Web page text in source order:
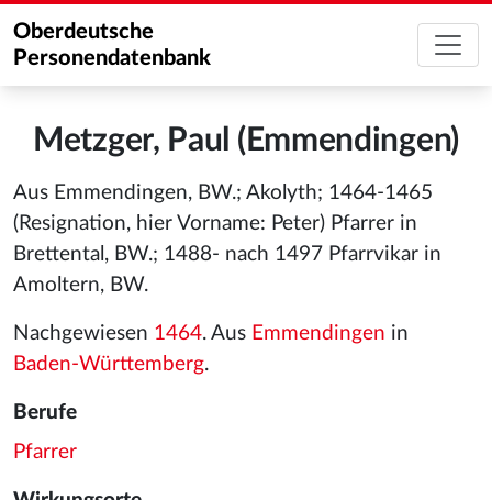
Oberdeutsche
Personendatenbank
Metzger, Paul (Emmendingen)
Aus Emmendingen, BW.; Akolyth; 1464-1465
(Resignation, hier Vorname: Peter) Pfarrer in
Brettental, BW.; 1488- nach 1497 Pfarrvikar in
Amoltern, BW.
Nachgewiesen 1464. Aus Emmendingen in
Baden-Württemberg.
Berufe
Pfarrer